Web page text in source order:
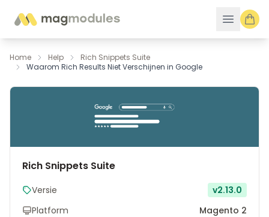
Home Help
Rich Snippets Suite
Waarom Rich Results Niet Verschijnen in Google
Rich Snippets Suite
Versie
v2.13.0
Platform
Magento 2